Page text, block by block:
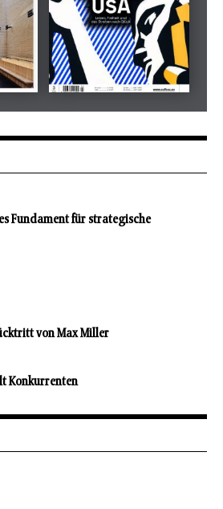
aufbau
Fundament für strategische
von Max Miller
Konkurrenten